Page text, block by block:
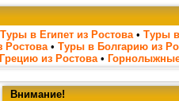
Туры в Египет из Ростова • Туры
Ростова • Туры в Болгарию из
из Ростова •
Внимание!